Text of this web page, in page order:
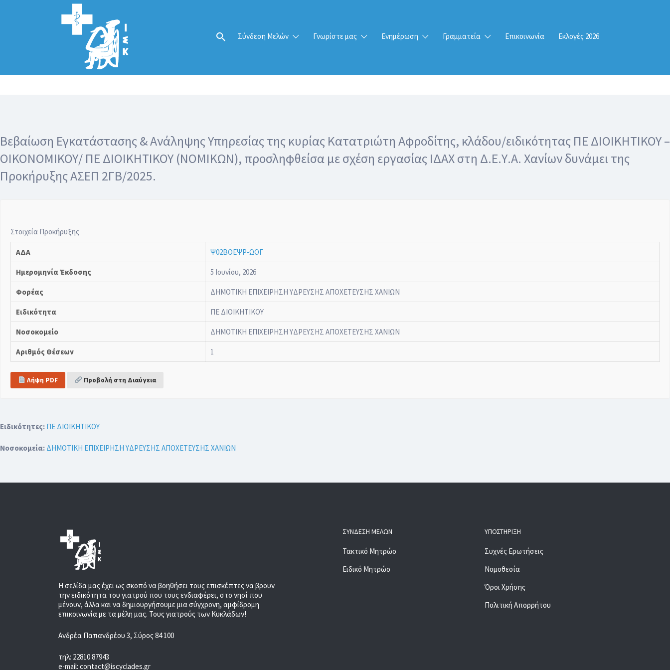
Σύνδεση Μελών Γνωρίστε μας Ενημέρωση Γραμματεία Επικοινωνία Εκλογές 2026
Αναζήτηση
για:
Βεβαίωση Εγκατάστασης & Ανάληψης Υπηρεσίας της κυρίας Κατατριώτη Αφροδίτης, κλάδου/ειδικότητας ΠΕ ΔΙΟΙΚΗΤΙΚΟΥ –
ΟΙΚΟΝΟΜΙΚΟΥ/ ΠΕ ΔΙΟΙΚΗΤΙΚΟΥ (ΝΟΜΙΚΩΝ), προσληφθείσα με σχέση εργασίας ΙΔΑΧ στη Δ.Ε.Υ.Α. Χανίων δυνάμει της
Προκήρυξης ΑΣΕΠ 2ΓΒ/2025.
Στοιχεία Προκήρυξης
ΑΔΑ Ψ02ΒΟΕΨΡ-ΩΟΓ
Ημερομηνία Έκδοσης 5 Ιουνίου, 2026
Φορέας ΔΗΜΟΤΙΚΗ ΕΠΙΧΕΙΡΗΣΗ ΥΔΡΕΥΣΗΣ ΑΠΟΧΕΤΕΥΣΗΣ ΧΑΝΙΩΝ
Ειδικότητα ΠΕ ΔΙΟΙΚΗΤΙΚΟΥ
Νοσοκομείο ΔΗΜΟΤΙΚΗ ΕΠΙΧΕΙΡΗΣΗ ΥΔΡΕΥΣΗΣ ΑΠΟΧΕΤΕΥΣΗΣ ΧΑΝΙΩΝ
Αριθμός Θέσεων 1
Λήψη PDF Προβολή στη Διαύγεια
Ειδικότητες: ΠΕ ΔΙΟΙΚΗΤΙΚΟΥ
Νοσοκομεία: ΔΗΜΟΤΙΚΗ ΕΠΙΧΕΙΡΗΣΗ ΥΔΡΕΥΣΗΣ ΑΠΟΧΕΤΕΥΣΗΣ ΧΑΝΙΩΝ
Η σελίδα μας έχει ως σκοπό να βοηθήσει τους επισκέπτες να βρουν
την ειδικότητα του γιατρού που τους ενδιαφέρει, στο νησί που
μένουν, άλλα και να δημιουργήσουμε μια σύγχρονη, αμφίδρομη
επικοινωνία με τα μέλη μας. Τους γιατρούς των Κυκλάδων!
Ανδρέα Παπανδρέου 3, Σύρος 84 100
τηλ: 22810 87943
e-mail: contact@iscyclades.gr
ΣΎΝΔΕΣΗ ΜΕΛΏΝ
Τακτικό Μητρώο
Ειδικό Μητρώο
ΥΠΟΣΤΉΡΙΞΗ
Συχνές Ερωτήσεις
Νομοθεσία
Όροι Χρήσης
Πολιτική Απορρήτου